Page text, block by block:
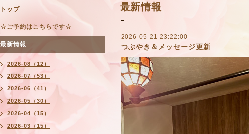
最新情報
2026-05-21 23:22:00
つぶやき＆メッセージ更新
トップ
☆ご予約はこちらです☆
最新情報
2026-08（12）
2026-07（53）
2026-06（41）
2026-05（30）
2026-04（15）
2026-03（15）